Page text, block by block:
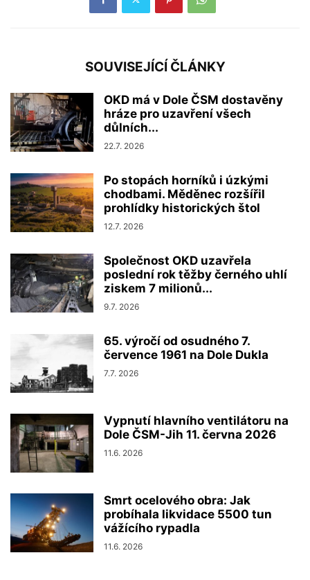
SOUVISEJÍCÍ ČLÁNKY
OKD má v Dole ČSM dostavěny
hráze pro uzavření všech
důlních...
22.7. 2026
Po stopách horníků i úzkými
chodbami. Měděnec rozšířil
prohlídky historických štol
12.7. 2026
Společnost OKD uzavřela
poslední rok těžby černého uhlí
ziskem 7 milionů...
9.7. 2026
65. výročí od osudného 7.
července 1961 na Dole Dukla
7.7. 2026
Vypnutí hlavního ventilátoru na
Dole ČSM-Jih 11. června 2026
11.6. 2026
Smrt ocelového obra: Jak
probíhala likvidace 5500 tun
vážícího rypadla
11.6. 2026